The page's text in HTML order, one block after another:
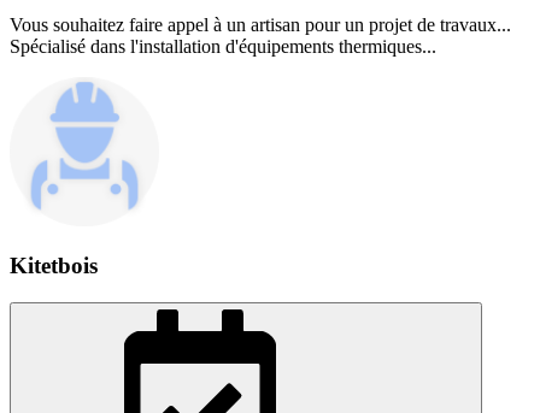
Vous souhaitez faire appel à un artisan pour un projet de travaux...
Spécialisé dans l'installation d'équipements thermiques...
Kitetbois